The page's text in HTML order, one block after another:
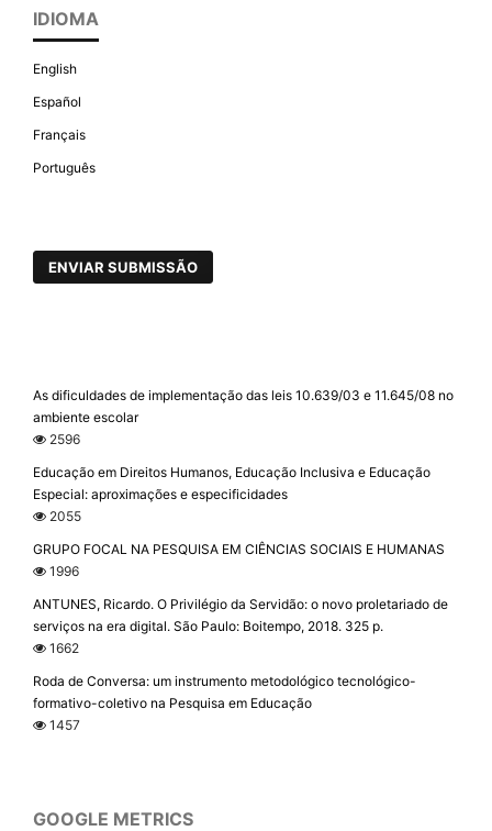
IDIOMA
English
Español
Français
Português
ENVIAR SUBMISSÃO
As dificuldades de implementação das leis 10.639/03 e 11.645/08 no
ambiente escolar
2596
Educação em Direitos Humanos, Educação Inclusiva e Educação
Especial: aproximações e especificidades
2055
GRUPO FOCAL NA PESQUISA EM CIÊNCIAS SOCIAIS E HUMANAS
1996
ANTUNES, Ricardo. O Privilégio da Servidão: o novo proletariado de
serviços na era digital. São Paulo: Boitempo, 2018. 325 p.
1662
Roda de Conversa: um instrumento metodológico tecnológico-
formativo-coletivo na Pesquisa em Educação
1457
GOOGLE METRICS